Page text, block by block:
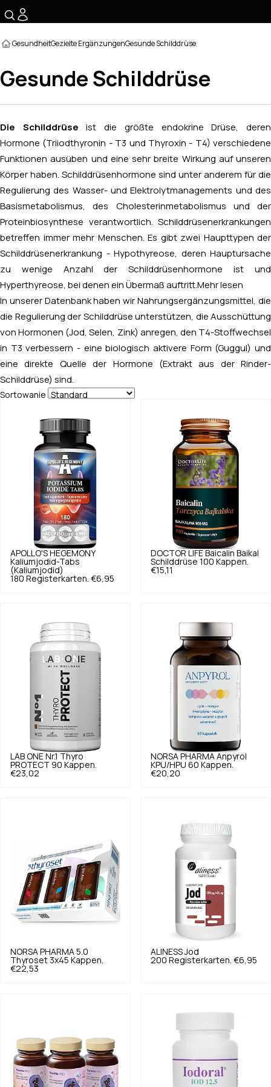
GesundheitGezielte ErgänzungenGesunde Schilddrüse
Gesunde Schilddrüse
Die Schilddrüse ist die größte endokrine Drüse, deren
Hormone (Triiodthyronin - T3 und Thyroxin - T4) verschiedene
Funktionen ausüben und eine sehr breite Wirkung auf unseren
Körper haben. Schilddrüsenhormone sind unter anderem für die
Regulierung des Wasser- und Elektrolytmanagements und des
Basismetabolismus, des Cholesterinmetabolismus und der
Proteinbiosynthese verantwortlich. Schilddrüsenerkrankungen
betreffen immer mehr Menschen. Es gibt zwei Haupttypen der
Schilddrüsenerkrankung - Hypothyreose, deren Hauptursache
zu wenige Anzahl der Schilddrüsenhormone ist und
Hyperthyreose, bei denen ein Übermaß auftritt. Mehr lesen
In unserer Datenbank haben wir Nahrungsergänzungsmittel, die
die Regulierung der Schilddrüse unterstützen, die Ausschüttung
von Hormonen (Jod, Selen, Zink) anregen, den T4-Stoffwechsel
in T3 verbessern - eine biologisch aktivere Form (Guggul) und
eine direkte Quelle der Hormone (Extrakt aus der Rinder-
Schilddrüse) sind.
Sortowanie
APOLLO'S HEGEMONY
Kaliumjodid-Tabs
(Kaliumjodid)
180 Registerkarten. €6,95
DOCTOR LIFE Baicalin Baikal
Schilddrüse 100 Kappen.
€15,11
LAB ONE Nr.1 Thyro
PROTECT 90 Kappen.
€23,02
NORSA PHARMA Anpyrol
KPU/HPU 60 Kappen.
€20,20
NORSA PHARMA 5.0
Thyroset 3x45 Kappen.
€22,53
ALINESS Jod
200 Registerkarten. €6,95